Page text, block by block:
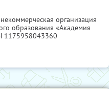
организация
образования «Академия
1175958043360